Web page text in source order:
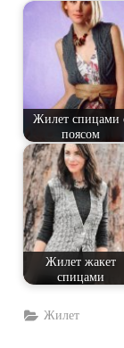
Жилет спицами
поясом
Жилет жакет
спицами
Жилет